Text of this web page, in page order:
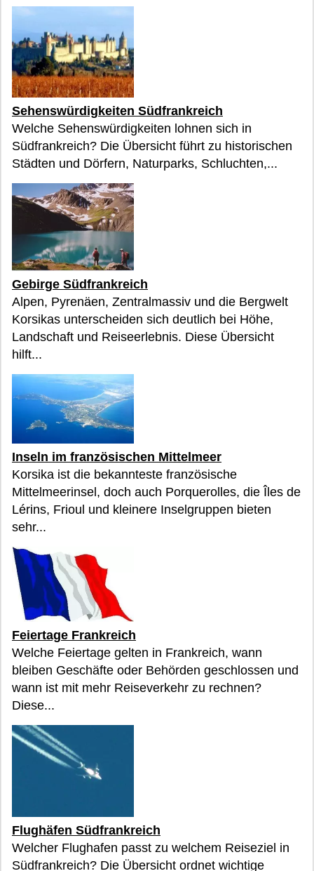
Sehenswürdigkeiten Südfrankreich
Welche Sehenswürdigkeiten lohnen sich in
Südfrankreich? Die Übersicht führt zu historischen
Städten und Dörfern, Naturparks, Schluchten,...
Gebirge Südfrankreich
Alpen, Pyrenäen, Zentralmassiv und die Bergwelt
Korsikas unterscheiden sich deutlich bei Höhe,
Landschaft und Reiseerlebnis. Diese Übersicht
hilft...
Inseln im französischen Mittelmeer
Korsika ist die bekannteste französische
Mittelmeerinsel, doch auch Porquerolles, die Îles de
Lérins, Frioul und kleinere Inselgruppen bieten
sehr...
Feiertage Frankreich
Welche Feiertage gelten in Frankreich, wann
bleiben Geschäfte oder Behörden geschlossen und
wann ist mit mehr Reiseverkehr zu rechnen?
Diese...
Flughäfen Südfrankreich
Welcher Flughafen passt zu welchem Reiseziel in
Südfrankreich? Die Übersicht ordnet wichtige